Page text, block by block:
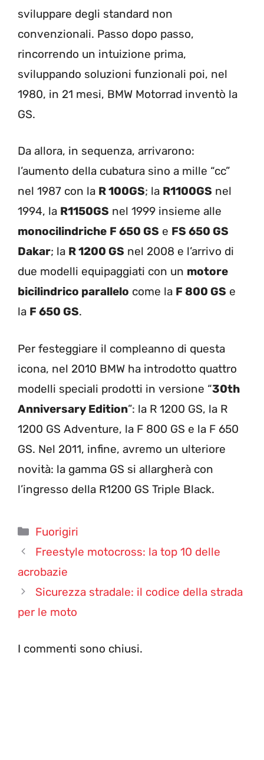
sviluppare degli standard non
convenzionali. Passo dopo passo,
rincorrendo un intuizione prima,
sviluppando soluzioni funzionali poi, nel
1980, in 21 mesi, BMW Motorrad inventò la
GS.
Da allora, in sequenza, arrivarono:
l’aumento della cubatura sino a mille “cc”
nel 1987 con la R 100GS; la R1100GS nel
1994, la R1150GS nel 1999 insieme alle
monocilindriche F 650 GS e FS 650 GS
Dakar; la R 1200 GS nel 2008 e l’arrivo di
due modelli equipaggiati con un motore
bicilindrico parallelo come la F 800 GS e
la F 650 GS.
Per festeggiare il compleanno di questa
icona, nel 2010 BMW ha introdotto quattro
modelli speciali prodotti in versione “30th
Anniversary Edition”: la R 1200 GS, la R
1200 GS Adventure, la F 800 GS e la F 650
GS. Nel 2011, infine, avremo un ulteriore
novità: la gamma GS si allargherà con
l’ingresso della R1200 GS Triple Black.
Categorie
Fuorigiri
Freestyle motocross: la top 10 delle
acrobazie
Sicurezza stradale: il codice della strada
per le moto
I commenti sono chiusi.